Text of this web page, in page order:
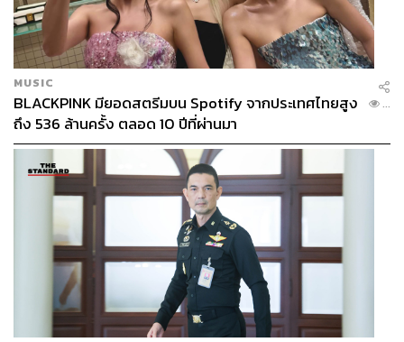
MUSIC
BLACKPINK มียอดสตรีมบน Spotify จากประเทศไทยสูง
ถึง 536 ล้านครั้ง ตลอด 10 ปีที่ผ่านมา
...